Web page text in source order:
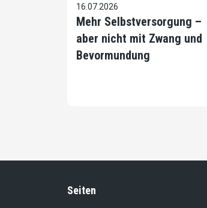
16.07.2026
Mehr Selbstversorgung –
aber nicht mit Zwang und
Bevormundung
Seiten